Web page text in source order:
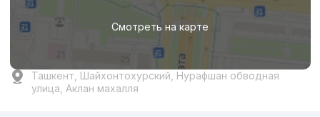
Смотреть на карте
Ташкент, Шайхонтохурский, Нурафшан обводная
улица, Аклан махалля